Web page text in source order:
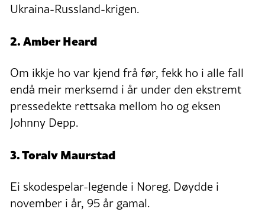
Ukraina-Russland-krigen.
2. Amber Heard
Om ikkje ho var kjend frå før, fekk ho i alle fall
endå meir merksemd i år under den ekstremt
pressedekte rettsaka mellom ho og eksen
Johnny Depp.
3. Toralv Maurstad
Ei skodespelar-legende i Noreg. Døydde i
november i år, 95 år gamal.